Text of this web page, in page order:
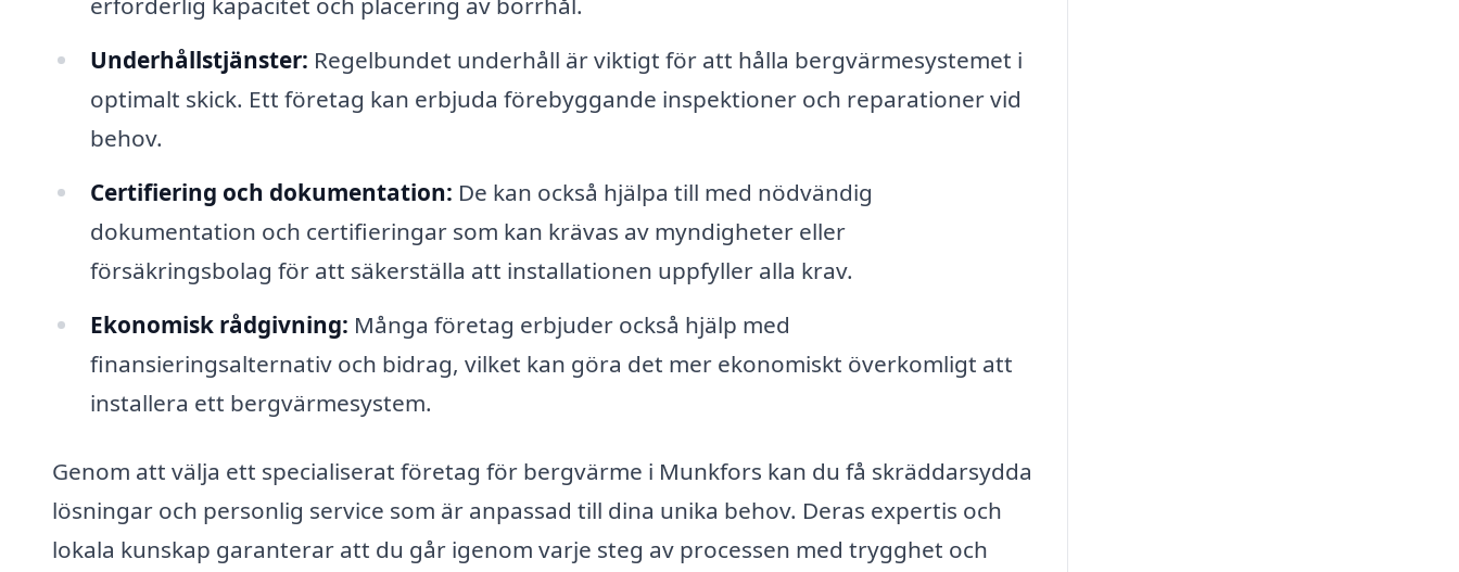
Underhållstjänster: Regelbundet underhåll är viktigt för att hålla bergvärmesystemet i
optimalt skick. Ett företag kan erbjuda förebyggande inspektioner och reparationer vid
behov.
Certifiering och dokumentation: De kan också hjälpa till med nödvändig
dokumentation och certifieringar som kan krävas av myndigheter eller
försäkringsbolag för att säkerställa att installationen uppfyller alla krav.
Ekonomisk rådgivning: Många företag erbjuder också hjälp med
finansieringsalternativ och bidrag, vilket kan göra det mer ekonomiskt överkomligt att
installera ett bergvärmesystem.
Genom att välja ett specialiserat företag för bergvärme i Munkfors kan du få skräddarsydda
lösningar och personlig service som är anpassad till dina unika behov. Deras expertis och
lokala kunskap garanterar att du går igenom varje steg av processen med trygghet och